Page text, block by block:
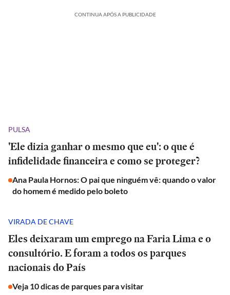
CONTINUA APÓS A PUBLICIDADE
PULSA
'Ele dizia ganhar o mesmo que eu': o que é
infidelidade financeira e como se proteger?
Ana Paula Hornos: O pai que ninguém vê: quando o valor
do homem é medido pelo boleto
VIRADA DE CHAVE
Eles deixaram um emprego na Faria Lima e o
consultório. E foram a todos os parques
nacionais do País
Veja 10 dicas de parques para visitar